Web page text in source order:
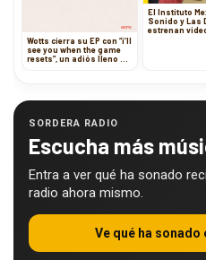
Wotts cierra su EP con “i’ll
see you when the game
resets”, un adiós lleno de
El Instituto
Sonido y Las
estrenan
SORDERA RADIO
Escucha más
Entra a ver qué ha sonado
radio ahora mismo.
Ve qué ha sonado